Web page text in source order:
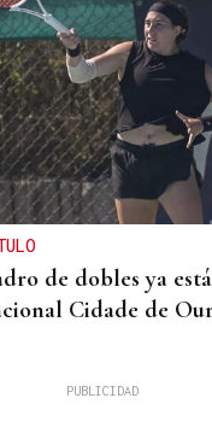
de dobles ya
Cidade de